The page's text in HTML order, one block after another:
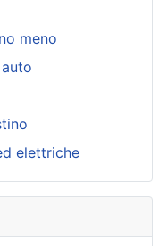
meno
elettriche